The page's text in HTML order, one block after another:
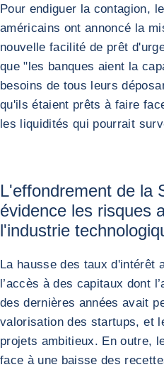
Pour endiguer la contagion,
américains ont annoncé la
nouvelle facilité de prêt
que "les banques aient la
besoins de tous leurs
qu'ils étaient prêts à faire
les liquidités qui pourrait
L'effondrement de la
évidence les risques
l'industrie
La hausse des taux d'intérêt
l’accès à des capitaux dont
des dernières années avait
valorisation des startups, et
projets ambitieux. En outre,
face à une baisse des